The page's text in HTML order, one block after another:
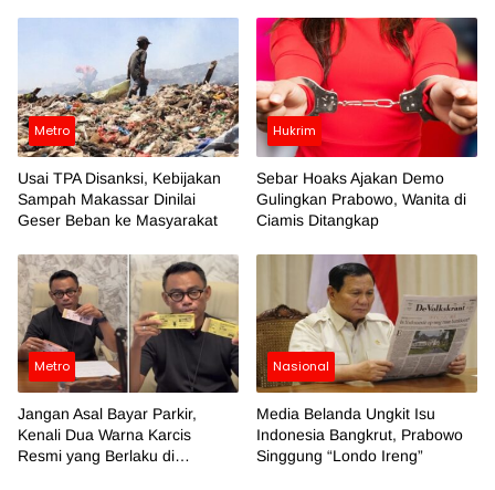
Metro
Usai TPA Disanksi, Kebijakan
Sampah Makassar Dinilai
Geser Beban ke Masyarakat
Hukrim
Sebar Hoaks Ajakan Demo
Gulingkan Prabowo, Wanita di
Ciamis Ditangkap
Metro
Jangan Asal Bayar Parkir,
Kenali Dua Warna Karcis
Resmi yang Berlaku di
Nasional
Media Belanda Ungkit Isu
Indonesia Bangkrut, Prabowo
Singgung “Londo Ireng”